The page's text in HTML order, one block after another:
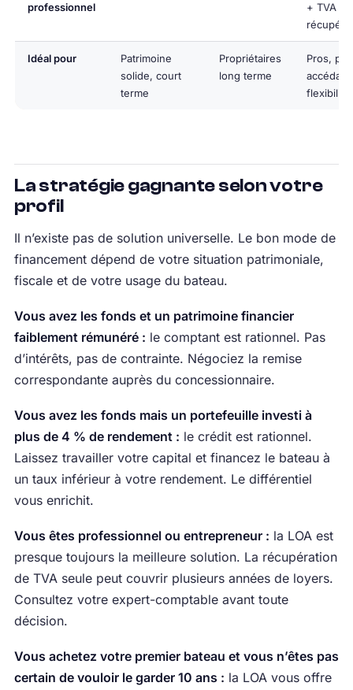
professionnel
+ TVA
Idéal pour
Patrimoine
solide, court
terme
Propriétaires
long terme
Pros,
flexibilité
La stratégie gagnante selon votre
profil
Il n’existe pas de solution universelle. Le bon mode de
financement dépend de votre situation patrimoniale,
fiscale et de votre usage du bateau.
Vous avez les fonds et un patrimoine financier
faiblement rémunéré : le comptant est rationnel. Pas
d’intérêts, pas de contrainte. Négociez la remise
correspondante auprès du concessionnaire.
Vous avez les fonds mais un portefeuille investi à
plus de 4 % de rendement : le crédit est rationnel.
Laissez travailler votre capital et financez le bateau à
un taux inférieur à votre rendement. Le différentiel
vous enrichit.
Vous êtes professionnel ou entrepreneur : la LOA est
presque toujours la meilleure solution. La récupération
de TVA seule peut couvrir plusieurs années de loyers.
Consultez votre expert-comptable avant toute
décision.
Vous achetez votre premier bateau et vous n’êtes pas
certain de vouloir le garder 10 ans : la LOA vous offre